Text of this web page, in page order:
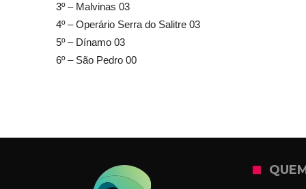
3º – Malvinas 03
4º – Operário Serra do Salitre 03
5º – Dínamo 03
6º – São Pedro 00